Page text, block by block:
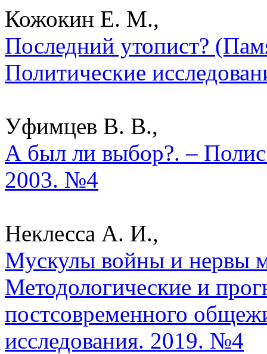
Кожокин Е. М.,
Последний утопист?
Политические
Уфимцев В. В.,
А был ли выбор?. –
2003. №4
Неклесса А. И.,
Мускулы войны и нервы
Методологические и
постсовременного
исследования. 2019. №4